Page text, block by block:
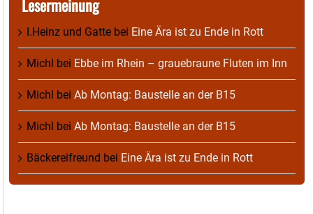
Lesermeinung
I.Heinz und Gatte bei Eine Ära ist zu Ende in Rott
Michl bei Ebbe im Rhein – grauebraune Fluten im Inn
Michl bei Ab Montag: Baustelle an der B15
Michl bei Ab Montag: Baustelle an der B15
Bäckereifreund bei Eine Ära ist zu Ende in Rott